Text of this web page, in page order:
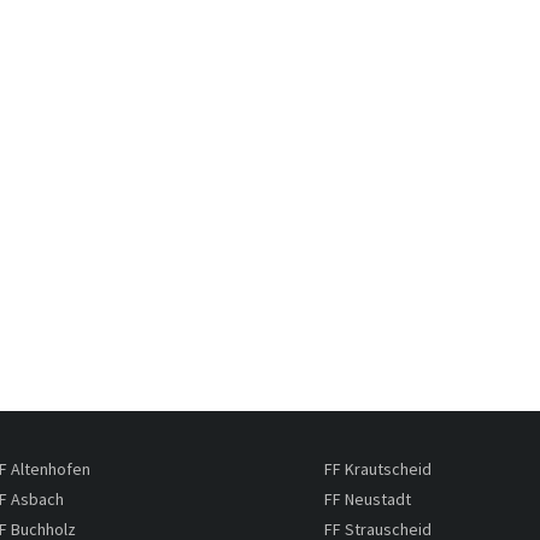
Altenhofen
Asbach
Buchholz
FF Krautscheid
FF Neustadt
FF Strauscheid